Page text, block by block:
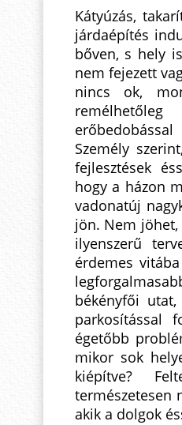
Kátyúzás,
járdaépítés
bőven, s hely
nem fejezett
nincs ok,
Személy
fejlesztések
hogy a házon
vadonatúj
jön. Nem jöhet,
ilyenszerű
érdemes
békényfői
parkosítással
égetőbb
mikor sok
kiépítve?
természetesen
akik a dolgok